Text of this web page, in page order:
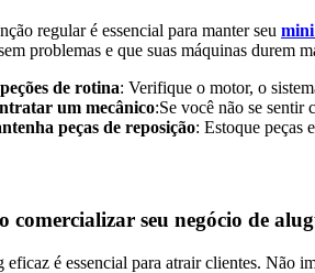
regular é essencial para manter seu mini
problemas e que suas máquinas durem
de rotina: Verifique o motor, o
um mecânico:Se você não se sentir
peças de reposição: Estoque peças
comercializar seu negócio de
é essencial para atrair clientes. Não